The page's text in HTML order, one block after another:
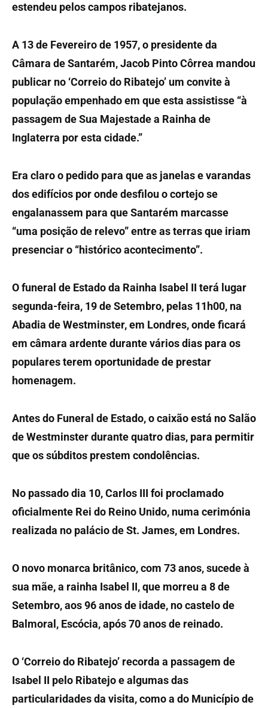
estendeu pelos campos ribatejanos.
A 13 de Fevereiro de 1957, o presidente da
Câmara de Santarém, Jacob Pinto Côrrea mandou
publicar no ‘Correio do Ribatejo’ um convite à
população empenhado em que esta assistisse “à
passagem de Sua Majestade a Rainha de
Inglaterra por esta cidade.”
Era claro o pedido para que as janelas e varandas
dos edifícios por onde desfilou o cortejo se
engalanassem para que Santarém marcasse
“uma posição de relevo” entre as terras que iriam
presenciar o “histórico acontecimento”.
O funeral de Estado da Rainha Isabel II terá lugar
segunda-feira, 19 de Setembro, pelas 11h00, na
Abadia de Westminster, em Londres, onde ficará
em câmara ardente durante vários dias para os
populares terem oportunidade de prestar
homenagem.
Antes do Funeral de Estado, o caixão está no Salão
de Westminster durante quatro dias, para permitir
que os súbditos prestem condolências.
No passado dia 10, Carlos III foi proclamado
oficialmente Rei do Reino Unido, numa cerimónia
realizada no palácio de St. James, em Londres.
O novo monarca britânico, com 73 anos, sucede à
sua mãe, a rainha Isabel II, que morreu a 8 de
Setembro, aos 96 anos de idade, no castelo de
Balmoral, Escócia, após 70 anos de reinado.
O ‘Correio do Ribatejo’ recorda a passagem de
Isabel II pelo Ribatejo e algumas das
particularidades da visita, como a do Município de